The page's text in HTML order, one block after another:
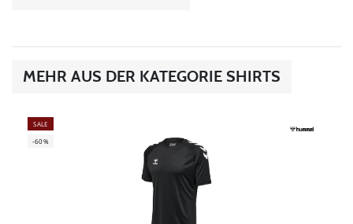
MEHR AUS DER KATEGORIE SHIRTS
SALE
-60%